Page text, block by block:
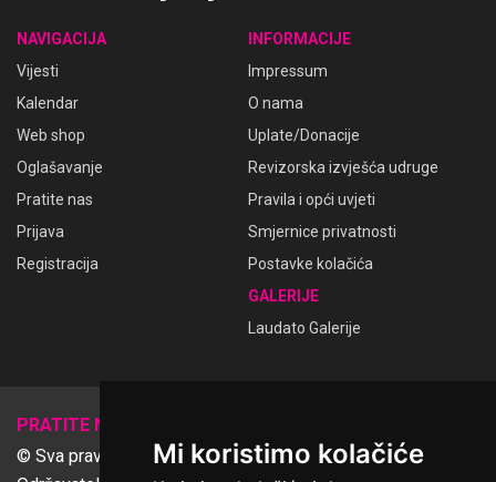
Mi koristimo kolačiće
NAVIGACIJA
Vijesti
Kalendar
Web shop
Oglašavanje
Pratite nas
Prijava
Registracija
INFORMACIJE
Impressum
O nama
Uplate/Donacije
Revizorska izvješća udruge
Pravila i opći uvjeti
Smjernice privatnosti
Postavke kolačića
GALERIJE
Laudato Galerije
PRATITE NAS
© Sva prava pridržana Udruga Ime dobrote